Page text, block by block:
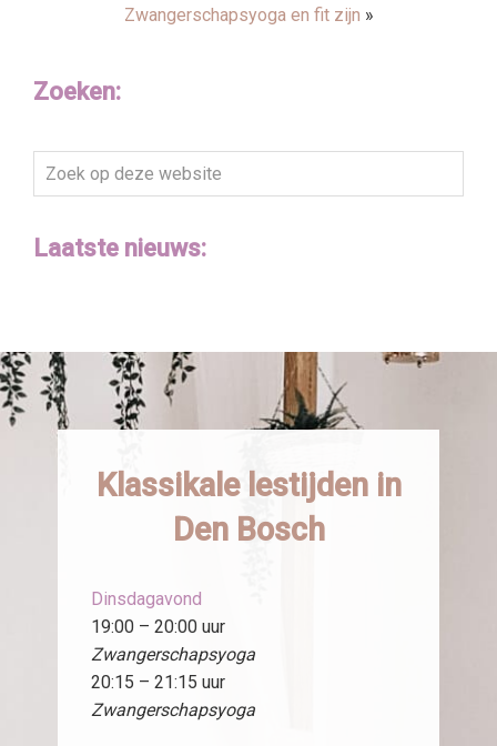
Zwangerschapsyoga en fit zijn »
Zoeken:
Zoek
op
website
Laatste nieuws:
Klassikale lestijden in
Den Bosch
Dinsdagavond
19:00 – 20:00 uur
Zwangerschapsyoga
20:15 – 21:15 uur
Zwangerschapsyoga